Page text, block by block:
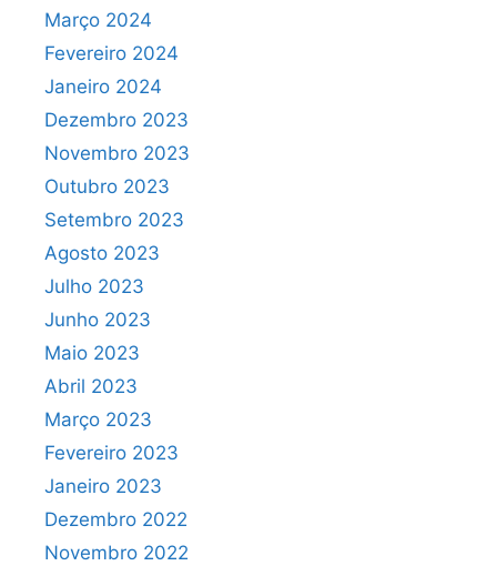
Março 2024
Fevereiro 2024
Janeiro 2024
Dezembro 2023
Novembro 2023
Outubro 2023
Setembro 2023
Agosto 2023
Julho 2023
Junho 2023
Maio 2023
Abril 2023
Março 2023
Fevereiro 2023
Janeiro 2023
Dezembro 2022
Novembro 2022